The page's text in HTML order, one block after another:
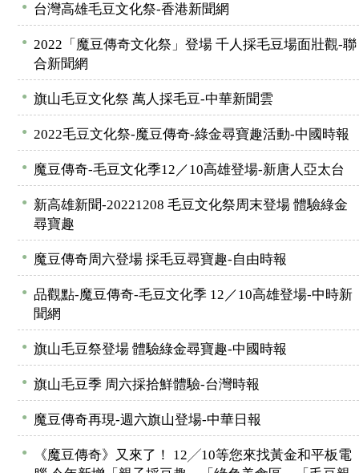
● 台灣高雄毛豆文化祭-香港新聞網
●
2022「魔豆傳奇文化祭」登場 千人採毛豆場面壯觀-聯
合新聞網
● 旗山毛豆文化祭 萬人採毛豆-中華新聞雲
● 2022毛豆文化祭-魔豆傳奇-綠金尋寶趣活動-中國時報
● 魔豆傳奇-毛豆文化季12／10高雄登場-新唐人亞太台
●
新高雄新聞-20221208 毛豆文化祭周末登場 體驗綠金
尋寶趣
● 魔豆傳奇周六登場 採毛豆尋寶趣-自由時報
●
品觀點-魔豆傳奇-毛豆文化季 12／10高雄登場-中時新
聞網
● 旗山毛豆祭登場 體驗綠金尋寶趣-中國時報
● 旗山毛豆季 周六採拾鮮體驗-台灣時報
● 魔豆傳奇再現-週六旗山登場-中華日報
●
《魔豆傳奇》又來了！ 12╱10等您來找黃金和平板電